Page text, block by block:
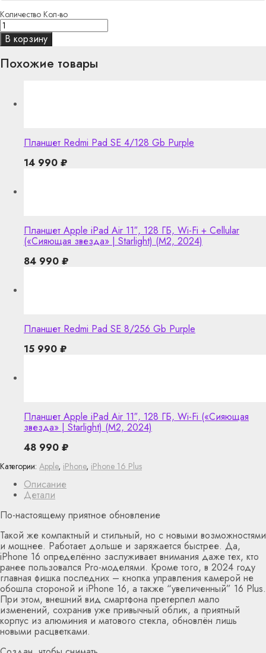
Количество Кол-во
В корзину
Описание
Детали
По-настоящему приятное обновление
Такой же компактный и стильный, но с новыми возможностями
и мощнее. Работает дольше и заряжается быстрее. Да,
iPhone 16 определённо заслуживает внимания даже тех, кто
ранее пользовался Pro-моделями. Кроме того, в 2024 году
главная фишка последних – кнопка управления камерой не
обошла стороной и iPhone 16, а также “увеличенный” 16 Plus.
При этом, внешний вид смартфона претерпел мало
изменений, сохранив уже привычный облик, а приятный
корпус из алюминия и матового стекла, обновлён лишь
новыми расцветками.
Категории: Apple, iPhone, iPhone 16 Plus
Похожие товары
Планшет Redmi Pad SE 4/128 Gb Purple
14 990 ₽
Планшет Apple iPad Air 11″, 128 ГБ, Wi-Fi + Cellular
(«Сияющая звезда» | Starlight) (M2, 2024)
84 990 ₽
Планшет Redmi Pad SE 8/256 Gb Purple
15 990 ₽
Планшет Apple iPad Air 11″, 128 ГБ, Wi-Fi («Сияющая
звезда» | Starlight) (M2, 2024)
48 990 ₽